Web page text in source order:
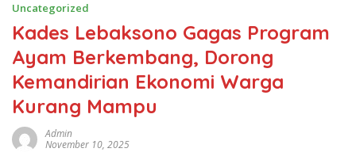
Uncategorized
Kades Lebaksono Gagas Program
Ayam Berkembang, Dorong
Kemandirian Ekonomi Warga
Kurang Mampu
Admin
November 10, 2025